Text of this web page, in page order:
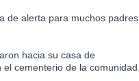
de alerta para muchos padres
hacia su casa de
cementerio de la comunidad